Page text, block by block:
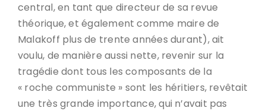
central, en tant que directeur de sa revue
théorique, et également comme maire de
Malakoff plus de trente années durant), ait
voulu, de manière aussi nette, revenir sur la
tragédie dont tous les composants de la
« roche communiste » sont les héritiers, revêtait
une très grande importance, qui n’avait pas